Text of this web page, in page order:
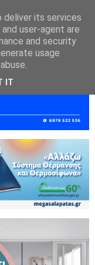
deliver its services
user-agent are
and security
usage
IT